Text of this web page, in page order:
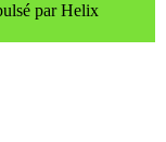
par Helix